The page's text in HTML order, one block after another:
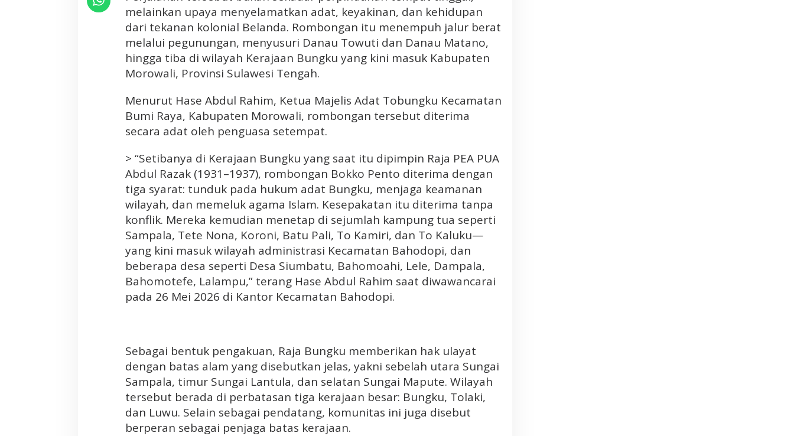
S
e
j
a
k
2
melainkan upaya menyelamatkan adat, keyakinan, dan kehidupan
dari tekanan kolonial Belanda. Rombongan itu menempuh jalur berat
melalui pegunungan, menyusuri Danau Towuti dan Danau Matano,
hingga tiba di wilayah Kerajaan Bungku yang kini masuk Kabupaten
Morowali, Provinsi Sulawesi Tengah.
Menurut Hase Abdul Rahim, Ketua Majelis Adat Tobungku Kecamatan
Bumi Raya, Kabupaten Morowali, rombongan tersebut diterima
secara adat oleh penguasa setempat.
> “Setibanya di Kerajaan Bungku yang saat itu dipimpin Raja PEA PUA
Abdul Razak (1931–1937), rombongan Bokko Pento diterima dengan
tiga syarat: tunduk pada hukum adat Bungku, menjaga keamanan
wilayah, dan memeluk agama Islam. Kesepakatan itu diterima tanpa
konflik. Mereka kemudian menetap di sejumlah kampung tua seperti
Sampala, Tete Nona, Koroni, Batu Pali, To Kamiri, dan To Kaluku—
yang kini masuk wilayah administrasi Kecamatan Bahodopi, dan
beberapa desa seperti Desa Siumbatu, Bahomoahi, Lele, Dampala,
Bahomotefe, Lalampu,” terang Hase Abdul Rahim saat diwawancarai
pada 26 Mei 2026 di Kantor Kecamatan Bahodopi.
Sebagai bentuk pengakuan, Raja Bungku memberikan hak ulayat
dengan batas alam yang disebutkan jelas, yakni sebelah utara Sungai
Sampala, timur Sungai Lantula, dan selatan Sungai Mapute. Wilayah
tersebut berada di perbatasan tiga kerajaan besar: Bungku, Tolaki,
dan Luwu. Selain sebagai pendatang, komunitas ini juga disebut
berperan sebagai penjaga batas kerajaan.